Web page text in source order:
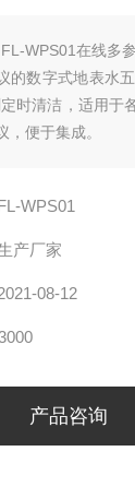
FL-WPS01在线多
的数字式地表水
时清洁，适用于
，便于集成。
WPS01
产厂家
08-12
产品咨询